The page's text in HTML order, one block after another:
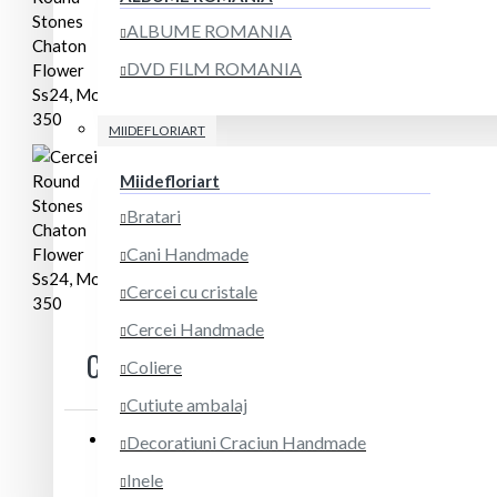
ALBUME ROMANIA
DVD FILM ROMANIA
MIIDEFLORIART
Miidefloriart
Bratari
Cani Handmade
Cercei cu cristale
Cercei Handmade
Coliere
Cutiute ambalaj
Decoratiuni Craciun Handmade
Inele
CERCEI ROUND STONES CHATON
In Stoc